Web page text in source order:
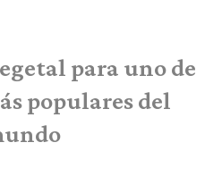
para uno de
populares del